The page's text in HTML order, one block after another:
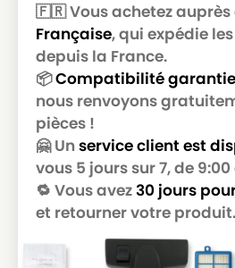
SOTECO
SOTECO GP 1/18
SOTECO
SOTECO GS 1/18 +
SOTECO
SOTECO ISSA 101
SOTECO
SOTECO
SOTECO ISSA SUPER
SOTECO
SOTECO JUNIOR 101
SOTECO
SOTECO JUNIOR 103
SOTECO
SOTECO JUNIOR
🇫🇷 Vous achetez auprès
Française, qui expédie
depuis la France.
📦Compatibilité garantie
nous renvoyons
pièces !
🤗 Un service client est
vous 5 jours sur 7, de 9:00
🔁 Vous avez30 jours
et retourner votre produit.